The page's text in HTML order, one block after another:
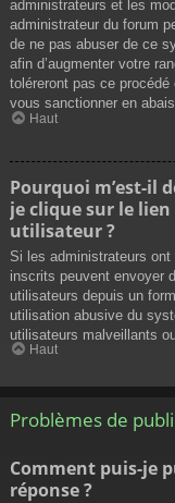
administrateurs et les
administrateur du forum
de ne pas abuser de ce
afin d’augmenter votre
toléreront pas ce
vous sanctionner en
Haut
Pourquoi m’est-il
je clique sur le
utilisateur ?
Si les administrateurs
inscrits peuvent envoyer
utilisateurs depuis un
utilisation abusive du
utilisateurs malveillants
Haut
Problèmes de
Comment puis-je
réponse ?